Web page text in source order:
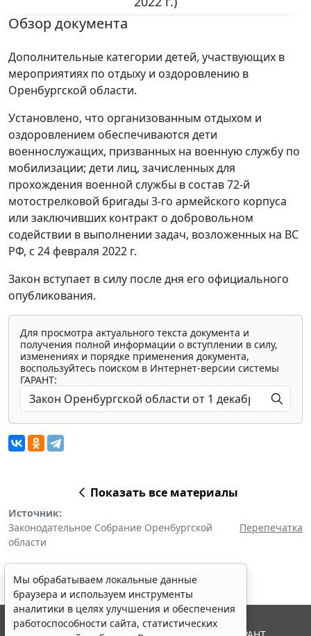
Обзор документа
Дополнительные категории детей, участвующих в
мероприятиях по отдыху и оздоровлению в
Оренбургской области.
Установлено, что организованным отдыхом и
оздоровлением обеспечиваются дети
военнослужащих, призванных на военную службу по
мобилизации; дети лиц, зачисленных для
прохождения военной службы в состав 72-й
мотострелковой бригады 3-го армейского корпуса
или заключивших контракт о добровольном
содействии в выполнении задач, возложенных на ВС
РФ, с 24 февраля 2022 г.
Закон вступает в силу после дня его официального
опубликования.
Для просмотра актуального текста документа и
получения полной информации о вступлении в силу,
изменениях и порядке применения документа,
воспользуйтесь поиском в Интернет-версии системы
ГАРАНТ:
Показать все материалы
Источник:
Законодательное Собрание Оренбургской
области
Перепечатка
Мы обрабатываем локальные данные
браузера и используем инструменты
аналитики в целях улучшения и обеспечения
работоспособности сайта, статистических